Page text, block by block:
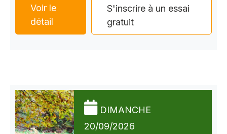
Voir le
détail
S'inscrire à un essai
gratuit
DIMANCHE
20/09/2026